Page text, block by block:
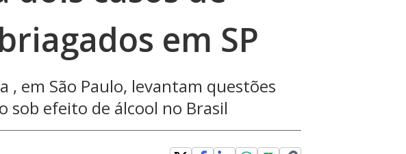
em SP
, em São Paulo, levantam questões
sob efeito de álcool no Brasil